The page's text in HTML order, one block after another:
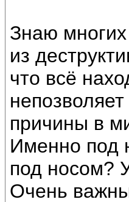
Знаю
из
что всё
причины в
Именно под
под носом?
Очень